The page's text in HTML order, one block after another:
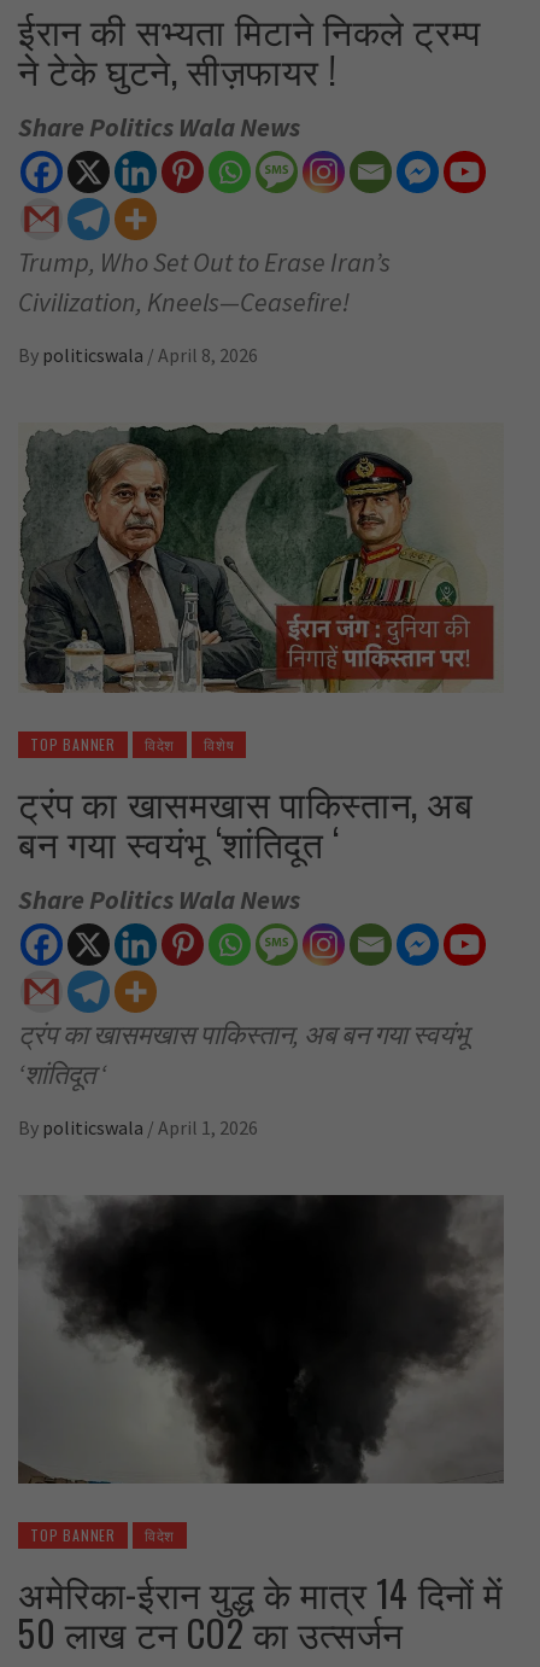
ईरान की सभ्यता मिटाने निकले ट्रम्प
ने टेके घुटने, सीज़फायर !
Share Politics Wala News
Trump, Who Set Out to Erase Iran’s
Civilization, Kneels—Ceasefire!
By politicswala / April 8, 2026
TOP BANNER विदेश विशेष
ट्रंप का खासमखास पाकिस्तान, अब
बन गया स्वयंभू ‘शांतिदूत ‘
Share Politics Wala News
ट्रंप का खासमखास पाकिस्तान, अब बन गया स्वयंभू
‘शांतिदूत ‘
By politicswala / April 1, 2026
TOP BANNER विदेश
अमेरिका-ईरान युद्ध के मात्र 14 दिनों में
50 लाख टन CO2 का उत्सर्जन